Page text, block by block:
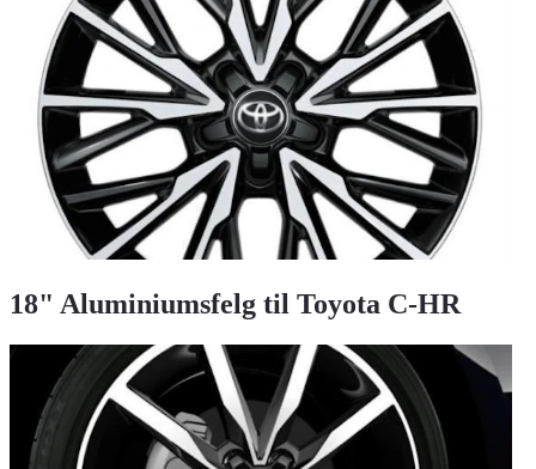
18" Aluminiumsfelg til Toyota C-HR